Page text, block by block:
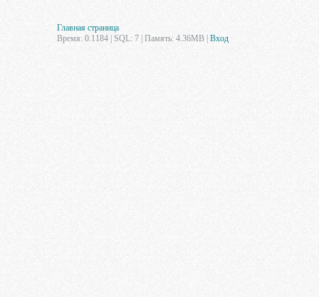
Главная страница
Время: 0.1184 | SQL: 7 | Память: 4.36MB Вход